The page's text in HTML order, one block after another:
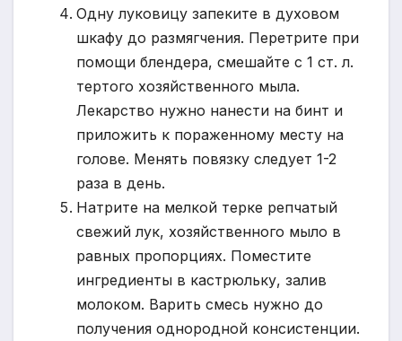
Одну луковицу запеките в духовом
шкафу до размягчения. Перетрите при
помощи блендера, смешайте с 1 ст. л.
тертого хозяйственного мыла.
Лекарство нужно нанести на бинт и
приложить к пораженному месту на
голове. Менять повязку следует 1-2
раза в день.
Натрите на мелкой терке репчатый
свежий лук, хозяйственного мыло в
равных пропорциях. Поместите
ингредиенты в кастрюльку, залив
молоком. Варить смесь нужно до
получения однородной консистенции.